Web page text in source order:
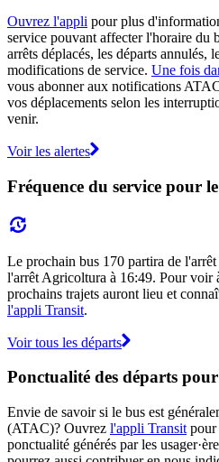
Ouvrez l'appli pour plus
service pouvant affecter l'horaire du
arrêts déplacés, les départs annulés,
modifications de service. Une fois
vous abonner aux notifications
vos déplacements selon les
venir.
Voir les alertes
Fréquence du service pour
Le prochain bus 170 partira de
l'arrêt Agricoltura à 16:49. Pour voir
prochains trajets auront lieu et
l'appli Transit.
Voir tous les départs
Ponctualité des départs
Envie de savoir si le bus est
(ATAC)? Ouvrez l'appli Transit pour
ponctualité générés par les